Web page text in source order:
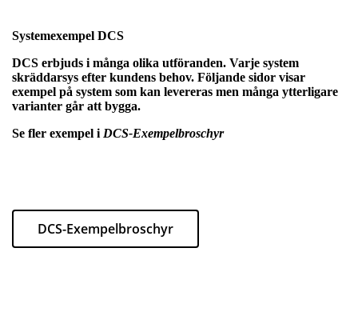
Systemexempel DCS
DCS erbjuds i många olika utföranden. Varje system
skräddarsys efter kundens behov. Följande sidor visar
exempel på system som kan levereras men många ytterligare
varianter går att bygga.
Se fler exempel i DCS-Exempelbroschyr
DCS-Exempelbroschyr